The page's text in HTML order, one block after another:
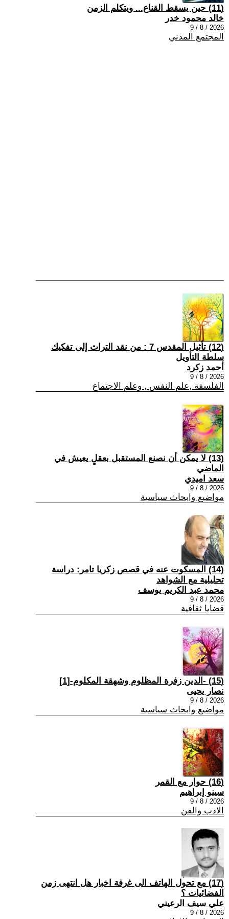
(11) حين يسقط القناع... ويتكلم الزمن
خالد محمود خدر
2026 / 8 / 9
المجتمع المدني
(12) تأثيل المقدس 7 : من نقد التراث إلى تفكيك
سلطة التأويل
أحمد زكرد
2026 / 8 / 9
الفلسفة ,علم النفس , وعلم الاجتماع
(13) لا يمكن أن نصنع المستقبل بعقلٍ يعيش في
الماضي
سعد اميدي
2026 / 8 / 9
مواضيع وابحاث سياسية
(14) المسكوت عنه في قصص زكريا تامر: دراسة
تحليلية مع الشواهد
محمد عبد الكريم يوسف
2026 / 8 / 9
قضايا ثقافية
(15) -الدين زفرة المظلوم وشهقة المكلوم-[1]
نصار يحيى
2026 / 8 / 9
مواضيع وابحاث سياسية
(16) حوار مع القمر
سينو إبراهيم
2026 / 8 / 9
الادب والفن
(17) مع تحول الهاتف الى غرفة اخبار هل انتهى زمن
الفضائيات ؟
علي سيف الرعيني
2026 / 8 / 9